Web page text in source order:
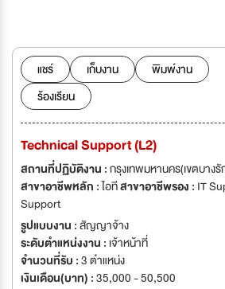
outstanding customer service, greater
to improve operation efficiency. Our
technical expertise combined with IT
that our customer receive the most
service.'TOPTIER SOLUTIONS has
expertise in IT services and Software
highest capability of IT innovation to
customer service, greater value and
operation efficiency. Our services are
expertise combined with IT service mind,
customer receive the most effective and
แชร์ เก็บงาน
พิมพ์งาน
ร้องเรียน
Technical Support (L2)
สถานที่ปฏิบัติงาน :กรุงเทพมหานคร(เขตบางรั
สาขาอาชีพหลัก :ไอทีสาขาอาชีพรอง : IT
Support
รูปแบบงาน :สัญญาจ้าง
ระดับตำแหน่งงาน : เจ้าหน้าที่
จำนวนที่รับ :3 ตำแหน่ง
เงินเดือน(บาท) :35,000 - 50,500